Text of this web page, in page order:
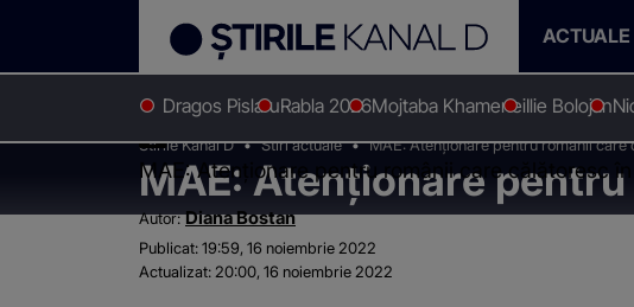
ACTUALE
Dragos PislaruRabla 2026Mojtaba KhameneiIlie Bolojan
Stirile Kanal D Stiri actuale MAE: Atenționare pentru românii care
MAE: Atenționare
MAE: Atenționare pentru românii care călătoresc
Autor: Diana Bostan
Publicat:19:59, 16 noiembrie 2022
Actualizat: 20:00, 16 noiembrie 2022